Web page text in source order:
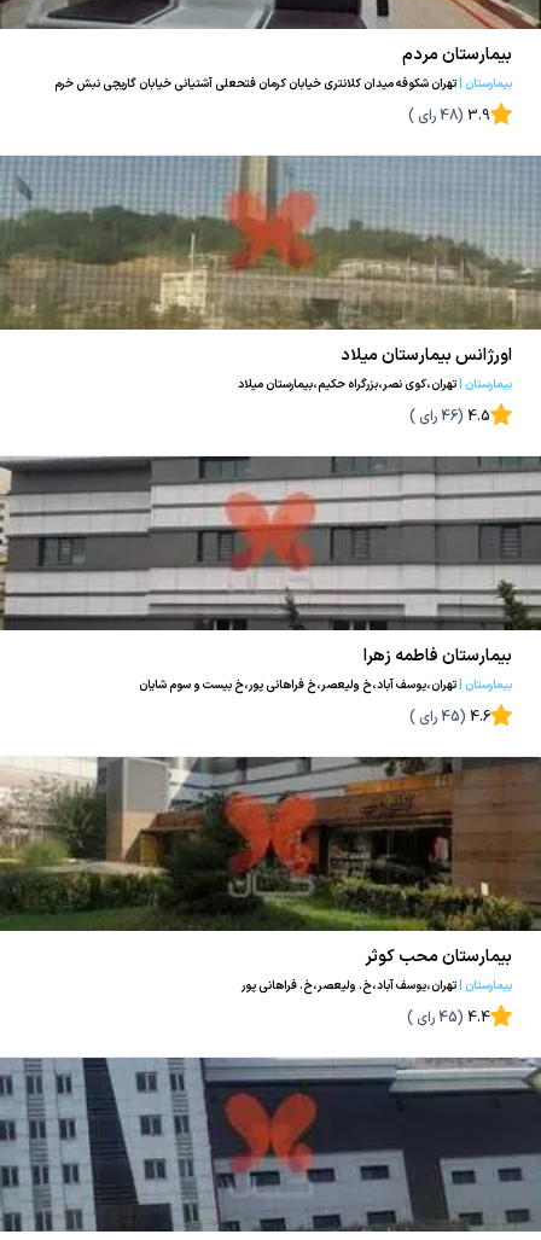
بیمارستان مردم
بیمارستان |تهران شکوفه میدان کلانتری خیابان کرمان فتحعلی آشتیانی خیابان گاریچی نبش خرم
3.9
(
48رای )
اورژانس بیمارستان میلاد
بیمارستان |تهران،کوی نصر،بزرگراه حکیم،بیمارستان میلاد
4.5
(
46رای )
بیمارستان فاطمه زهرا
بیمارستان |تهران،یوسف آباد،خ ولیعصر،خ فراهانی پور،خ بیست و سوم شایان
4.6
(
45رای )
بیمارستان محب کوثر
بیمارستان |تهران،یوسف آباد،خ. ولیعصر،خ. فراهانی پور
4.4
(
45رای )